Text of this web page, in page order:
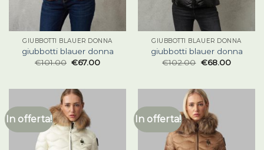
GIUBBOTTI BLAUER DONNA
giubbotti blauer donna
€101.00 €67.00
GIUBBOTTI BLAUER DONNA
giubbotti blauer donna
€102.00 €68.00
In offerta! In offerta!